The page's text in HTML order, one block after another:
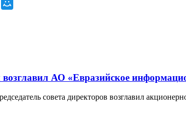
АО «Евразийское
совета директоров возглавил